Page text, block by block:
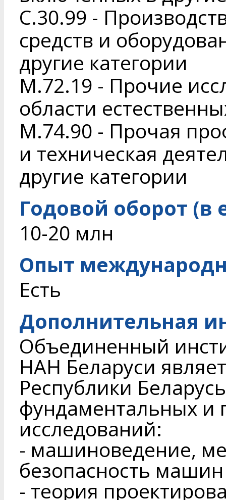
C.30.99 -
средств и
другие категории
M.72.19 - Прочие
области
M.74.90 - Прочая
и техническая
другие категории
Годовой оборот (в
10-20 млн
Опыт
Есть
Дополнительная
Объединенный
НАН Беларуси
Республики
фундаментальных и
исследований:
- машиноведение,
безопасность
- теория